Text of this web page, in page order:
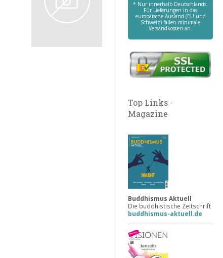
* Nur innerhalb Deutschlands.
Für Lieferungen in das
europäische Ausland (EU und
Schweiz) fallen minimale
Versandkosten an.
Top Links -
Magazine
Buddhismus Aktuell
Die buddhistische Zeitschrift
buddhismus-aktuell.de